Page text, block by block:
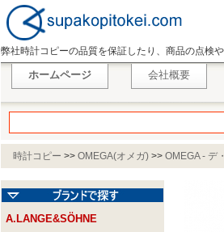
弊社時計コピーの品質を保証したり、商品の点検
ホームページ 会社概要
時計コピー >> OMEGA(オメガ) >> OMEGA - デ
A.LANGE&SÖHNE